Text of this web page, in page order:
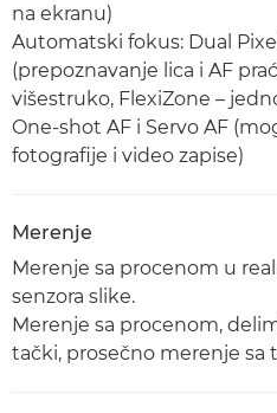
na ekranu)
Automatski fokus: Dual
(prepoznavanje lica i AF
višestruko, FlexiZone –
One-shot AF i Servo AF
fotografije i video zapise)
Merenje
Merenje sa procenom u
senzora slike.
Merenje sa procenom,
tački, prosečno merenje sa